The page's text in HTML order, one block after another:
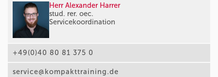
Herr Alexander Harrer
stud. rer. oec.
Servicekoordination
+49(0)40 80 81 375 0
service@kompakttraining.de